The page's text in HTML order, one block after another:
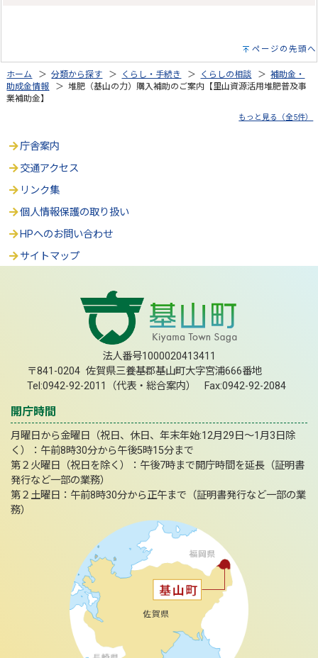
ページの先頭へ
ホーム ＞分類から探す ＞ くらし・手続き ＞ くらしの相談 ＞補助金・
助成金情報 ＞ 堆肥（基山の力）購入補助のご案内【里山資源活用堆肥普及事
業補助金】
もっと見る（全5件）
庁舎案内
交通アクセス
リンク集
個人情報保護の取り扱い
HPへのお問い合わせ
サイトマップ
法人番号1000020413411
〒841-0204 佐賀県三養基郡基山町大字宮浦666番地
Tel:0942-92-2011（代表・総合案内） Fax:0942-92-2084
開庁時間
月曜日から金曜日（祝日、休日、年末年始:12月29日～1月3日除
く）：午前8時30分から午後5時15分まで
第２火曜日（祝日を除く）：午後7時まで開庁時間を延長（証明書
発行など一部の業務）
第２土曜日：午前8時30分から正午まで（証明書発行など一部の業
務）